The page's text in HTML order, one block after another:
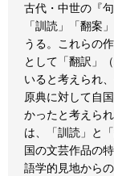
古代・中世の『
「訓読」「翻案
うる。これらの
として「翻訳」
いると考えられ
原典に対して自
かったと考えら
は、「訓読」と
国の文芸作品の
語学的見地から